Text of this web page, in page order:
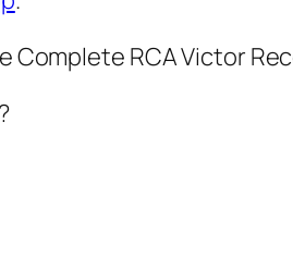
Complete RCA Victor